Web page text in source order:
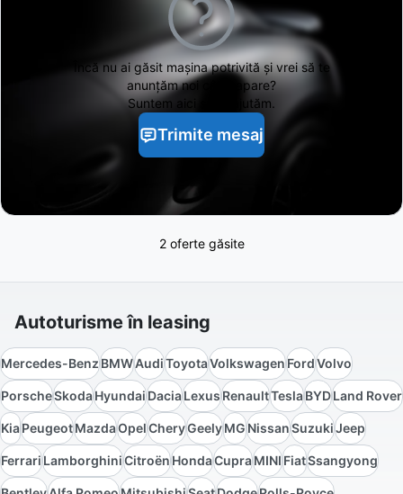
Încă nu ai găsitmașina potrivită și vrei să te
anunțăm noi când apare?
Suntem aici să te ajutăm.
Trimite mesaj
2 oferte găsite
Autoturisme în leasing
Mercedes-BenzBMWAudiToyotaVolkswagenFordVolvo
PorscheSkodaHyundaiDaciaLexusRenaultTeslaBYDLand Rover
KiaPeugeotMazdaOpelCheryGeelyMGNissanSuzukiJeep
FerrariLamborghiniCitroënHondaCupraMINIFiatSsangyong